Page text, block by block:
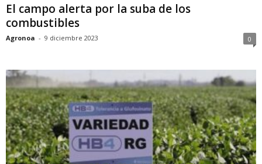
El campo alerta por la suba de los
combustibles
Agronoa - 9 diciembre 2023 0